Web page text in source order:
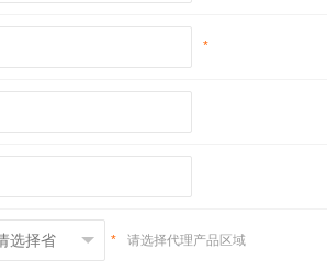
*
* 请选择代理产品区域